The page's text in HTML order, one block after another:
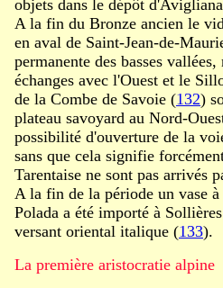
objets dans le dépôt
A la fin du Bronze ancien le
en aval de Saint-Jean-de-
permanente des basses
échanges avec l'Ouest et le
de la Combe de Savoie (132)
plateau savoyard au Nord-
possibilité d'ouverture de la
sans que cela signifie
Tarentaise ne sont pas arrivés
A la fin de la période un vase
Polada a été importé à
versant oriental italique (133).
La première aristocratie alpine